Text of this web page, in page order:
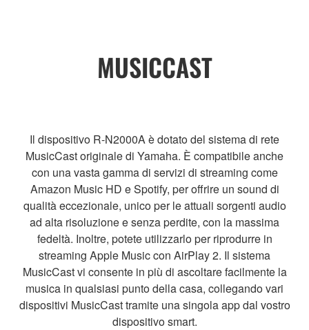
MUSICCAST
Il dispositivo R-N2000A è dotato del sistema di rete
MusicCast originale di Yamaha. È compatibile anche
con una vasta gamma di servizi di streaming come
Amazon Music HD e Spotify, per offrire un sound di
qualità eccezionale, unico per le attuali sorgenti audio
ad alta risoluzione e senza perdite, con la massima
fedeltà. Inoltre, potete utilizzarlo per riprodurre in
streaming Apple Music con AirPlay 2. Il sistema
MusicCast vi consente in più di ascoltare facilmente la
musica in qualsiasi punto della casa, collegando vari
dispositivi MusicCast tramite una singola app dal vostro
dispositivo smart.